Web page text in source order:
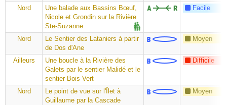
Nord
Une balade aux Bassins Bœuf,
Nicole et Grondin sur la Rivière
Ste-Suzanne
Facile
Nord
Le Sentier des Lataniers à partir
de Dos d'Ane
Moyen
Ailleurs
Une boucle à la Rivière des
Galets par le sentier Malidé et le
sentier Bois Vert
Difficile
Nord
Le point de vue sur l'Îlet à
Guillaume par la Cascade
Moyen